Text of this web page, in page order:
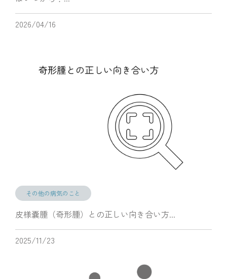
2026/04/16
その他の病気のこと
皮様嚢腫（奇形腫）との正しい向き合い方...
2025/11/23